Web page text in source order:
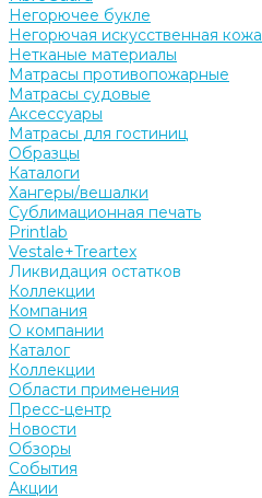
Негорючее букле
Негорючая искусственная кожа
Нетканые материалы
Матрасы противопожарные
Матрасы судовые
Аксессуары
Матрасы для гостиниц
Образцы
Каталоги
Хангеры/вешалки
Сублимационная печать
Printlab
Vestale+Treartex
Ликвидация остатков
Коллекции
Компания
О компании
Каталог
Коллекции
Области применения
Пресс-центр
Новости
Обзоры
События
Акции